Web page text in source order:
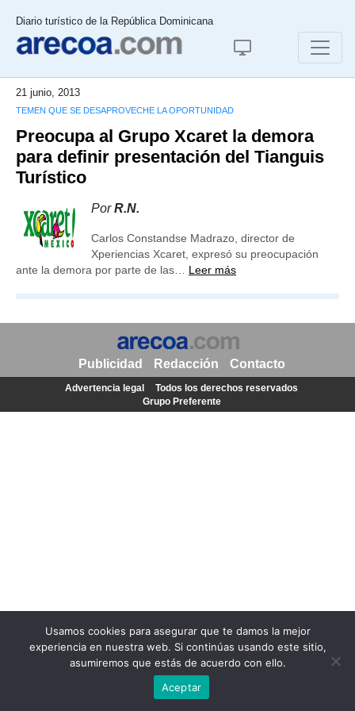
Diario turístico de la República Dominicana
21 junio, 2013
TEMEN QUE SE DESAPROVECHE LA OPORTUNIDAD
Preocupa al Grupo Xcaret la demora
para definir presentación del Tianguis
Turístico
PorR.N.
Carlos Constandse Madrazo, director de
Xperiencias Xcaret, expresó su preocupación
ante la demora por parte de las… Leer más
Usamos cookies para asegurar que te damos la mejor
experiencia en nuestra web. Si continúas usando este sitio,
asumiremos que estás de acuerdo con ello.
Aceptar
Publicidad Redacción Contacto
Advertencia legal
Todos los derechos reservados
Grupo Preferente